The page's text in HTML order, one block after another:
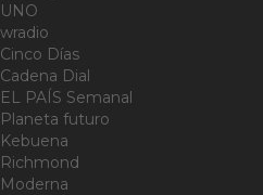
UNO
wradio
Cinco Días
Cadena Dial
EL PAÍS Semanal
Planeta futuro
Kebuena
Richmond
Moderna